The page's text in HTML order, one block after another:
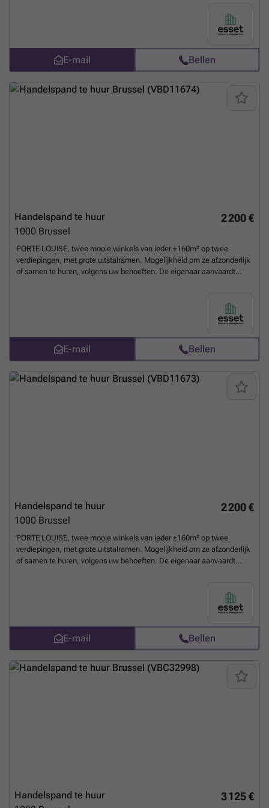
toegangen, in te richten volgens uw plannen. Mooie kans in een wijk
met veel doorgaand verkeer (auto's, voetgangers). Voorzienningen : -
voorheffing : 2.796,50 €
___________________________________________________
weten?
E-mail Bellen
2 200 €
Handelspand te huur
1000 Brussel
PORTE LOUISE, twee mooie winkels van ieder ±160m² op twee
verdiepingen, met grote uitstalramen. Mogelijkheid om ze afzonderlijk
of samen te huren, volgens uw behoeften. De eigenaar aanvaardt
Meer weten?
E-mail Bellen
2 200 €
Handelspand te huur
1000 Brussel
PORTE LOUISE, twee mooie winkels van ieder ±160m² op twee
verdiepingen, met grote uitstalramen. Mogelijkheid om ze afzonderlijk
of samen te huren, volgens uw behoeften. De eigenaar aanvaardt
Meer weten?
E-mail Bellen
3 125 €
Handelspand te huur